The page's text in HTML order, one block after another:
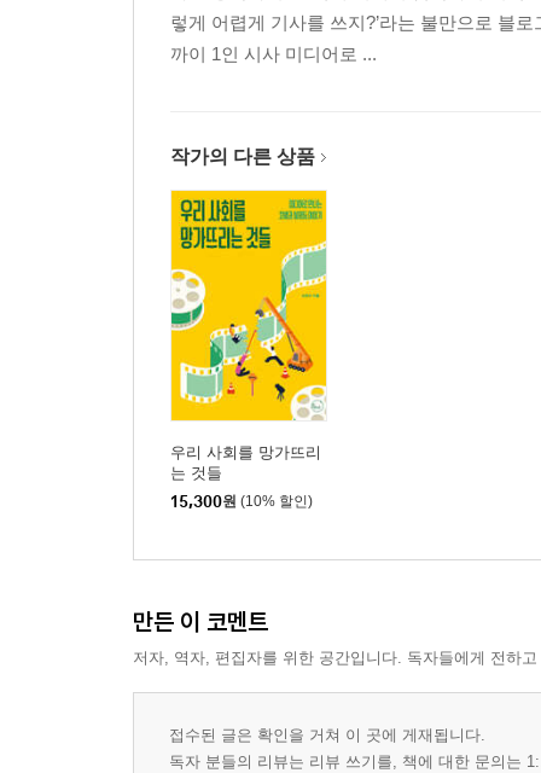
7. AI를 사랑해도 괜찮을까?
8. AI가 만든 작품, 어디까지 예술일까?
창작의 주체와 저작권 논쟁 / 기술이 확장하는 예술
9. AI도 존중받아야 할까?
AI는 인간보다 착하다? / AI의 권리를 인정한다는 것
3부 AI와 사회
10. AI는 모두에게 공평할까?
11. 가짜와 진짜를 구별할 수 있을까?
사라지는 직업들 / 앞으로 어떻게 대비할 것인가?
13. AI 의사와 인간 의사, 누구를 믿을까?
렇게 어렵게 기사를 쓰지?’라는 불만으로 블
까이 1인 시사 미디어로 ...
작가의 다른 상품
우리 사회를 망가뜨리
는 것들
15,300원 (10% 할인)
만든 이 코멘트
저자, 역자, 편집자를 위한 공간입니다. 독자들에게 전하
접수된 글은 확인을 거쳐 이 곳에 게재됩니다.
독자 분들의 리뷰는 리뷰 쓰기를, 책에 대한 문의는